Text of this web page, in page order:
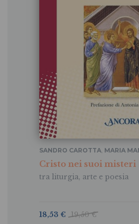
Cristo nei suoi misteri
tra liturgia, arte e poesia
SANDRO CAROTTA, MARIA
CAVRINI
19,50 €
18,53 €